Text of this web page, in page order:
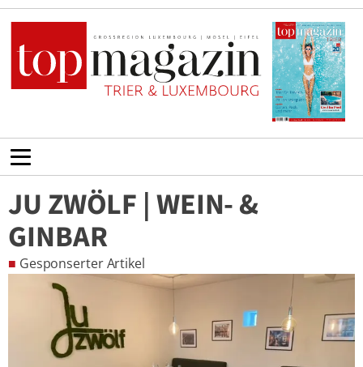
JU ZWÖLF | WEIN- &
GINBAR
■ Gesponserter Artikel